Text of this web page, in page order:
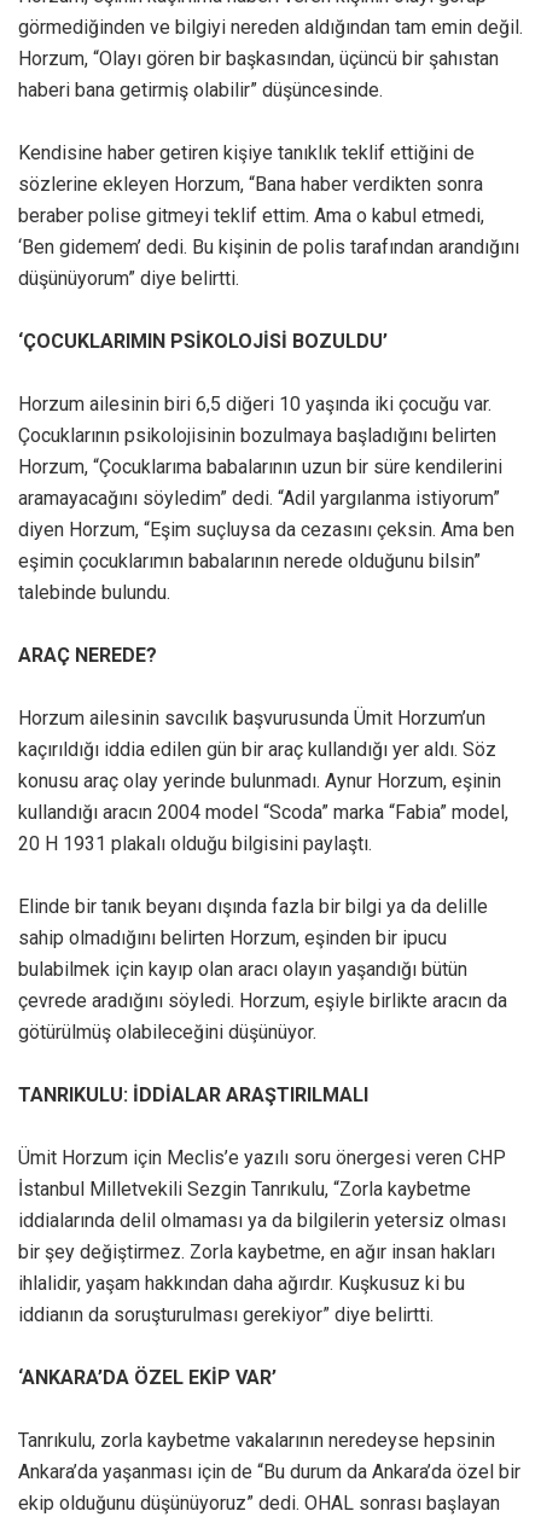
görmediğinden ve bilgiyi nereden aldığından tam emin değil.
Horzum, “Olayı gören bir başkasından, üçüncü bir şahıstan
haberi bana getirmiş olabilir” düşüncesinde.
Kendisine haber getiren kişiye tanıklık teklif ettiğini de
sözlerine ekleyen Horzum, “Bana haber verdikten sonra
beraber polise gitmeyi teklif ettim. Ama o kabul etmedi,
‘Ben gidemem’ dedi. Bu kişinin de polis tarafından arandığını
düşünüyorum” diye belirtti.
‘ÇOCUKLARIMIN PSİKOLOJİSİ BOZULDU’
Horzum ailesinin biri 6,5 diğeri 10 yaşında iki çocuğu var.
Çocuklarının psikolojisinin bozulmaya başladığını belirten
Horzum, “Çocuklarıma babalarının uzun bir süre kendilerini
aramayacağını söyledim” dedi. “Adil yargılanma istiyorum”
diyen Horzum, “Eşim suçluysa da cezasını çeksin. Ama ben
eşimin çocuklarımın babalarının nerede olduğunu bilsin”
talebinde bulundu.
ARAÇ NEREDE?
Horzum ailesinin savcılık başvurusunda Ümit Horzum’un
kaçırıldığı iddia edilen gün bir araç kullandığı yer aldı. Söz
konusu araç olay yerinde bulunmadı. Aynur Horzum, eşinin
kullandığı aracın 2004 model “Scoda” marka “Fabia” model,
20 H 1931 plakalı olduğu bilgisini paylaştı.
Elinde bir tanık beyanı dışında fazla bir bilgi ya da delille
sahip olmadığını belirten Horzum, eşinden bir ipucu
bulabilmek için kayıp olan aracı olayın yaşandığı bütün
çevrede aradığını söyledi. Horzum, eşiyle birlikte aracın da
götürülmüş olabileceğini düşünüyor.
TANRIKULU: İDDİALAR ARAŞTIRILMALI
Ümit Horzum için Meclis’e yazılı soru önergesi veren CHP
İstanbul Milletvekili Sezgin Tanrıkulu, “Zorla kaybetme
iddialarında delil olmaması ya da bilgilerin yetersiz olması
bir şey değiştirmez. Zorla kaybetme, en ağır insan hakları
ihlalidir, yaşam hakkından daha ağırdır. Kuşkusuz ki bu
iddianın da soruşturulması gerekiyor” diye belirtti.
‘ANKARA’DA ÖZEL EKİP VAR’
Tanrıkulu, zorla kaybetme vakalarının neredeyse hepsinin
Ankara’da yaşanması için de “Bu durum da Ankara’da özel bir
ekip olduğunu düşünüyoruz” dedi. OHAL sonrası başlayan